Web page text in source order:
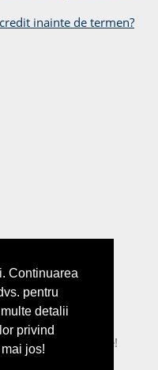
Continuarea
pentru
detalii
privind
jos!
inainte de termen?
drepturile rezervate!